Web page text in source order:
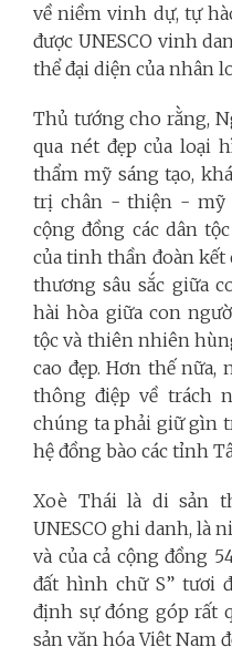
về niềm vinh dự, tự
được UNESCO vinh
thể đại diện của nhân
Thủ tướng cho rằng,
qua nét đẹp của loại
thẩm mỹ sáng tạo,
trị chân - thiện - mỹ
cộng đồng các dân
của tinh thần đoàn kết
thương sâu sắc giữa
hài hòa giữa con
tộc và thiên nhiên
cao đẹp. Hơn thế
thông điệp về trách
chúng ta phải giữ gìn
hệ đồng bào các tỉnh
Xoè Thái là di sản
UNESCO ghi danh, là
và của cả cộng đồng
đất hình chữ S” tươi
định sự đóng góp rất
sản văn hóa Việt Nam